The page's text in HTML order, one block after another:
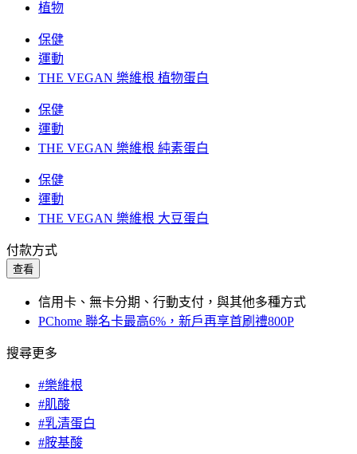
植物
保健
運動
THE VEGAN 樂維根 植物蛋白
保健
運動
THE VEGAN 樂維根 純素蛋白
保健
運動
THE VEGAN 樂維根 大豆蛋白
付款方式
查看
信用卡、無卡分期、行動支付，與其他多種方式
PChome 聯名卡最高6%，新戶再享首刷禮800P
搜尋更多
#樂維根
#肌酸
#乳清蛋白
#胺基酸